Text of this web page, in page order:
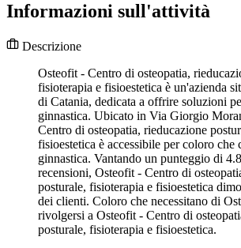
Informazioni sull'attività
Descrizione
Osteofit - Centro di osteopatia,
fisioterapia e fisioestetica è un'azienda
di Catania, dedicata a offrire soluzioni
ginnastica. Ubicato in Via Giorgio
Centro di osteopatia, rieducazione
fisioestetica è accessibile per coloro che
ginnastica. Vantando un punteggio di
recensioni, Osteofit - Centro di
posturale, fisioterapia e fisioestetica
dei clienti. Coloro che necessitano di
rivolgersi a Osteofit - Centro di
posturale, fisioterapia e fisioestetica.